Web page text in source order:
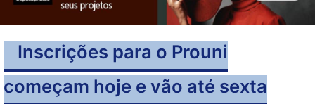
Inscrições para o Prouni
começam hoje e vão até sexta